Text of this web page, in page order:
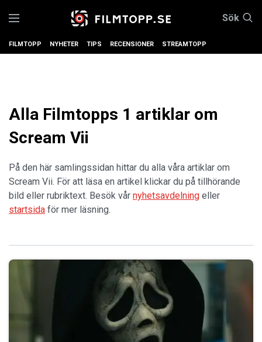
Sök
FILMTOPP NYHETER TIPS RECENSIONER STREAMTOPP
Alla Filmtopps 1 artiklar om
Scream Vii
På den här samlingssidan hittar du alla våra artiklar om
Scream Vii. För att läsa en artikel klickar du på tillhörande
bild eller rubriktext. Besök vår nyhetsavdelning eller
startsida för mer läsning.